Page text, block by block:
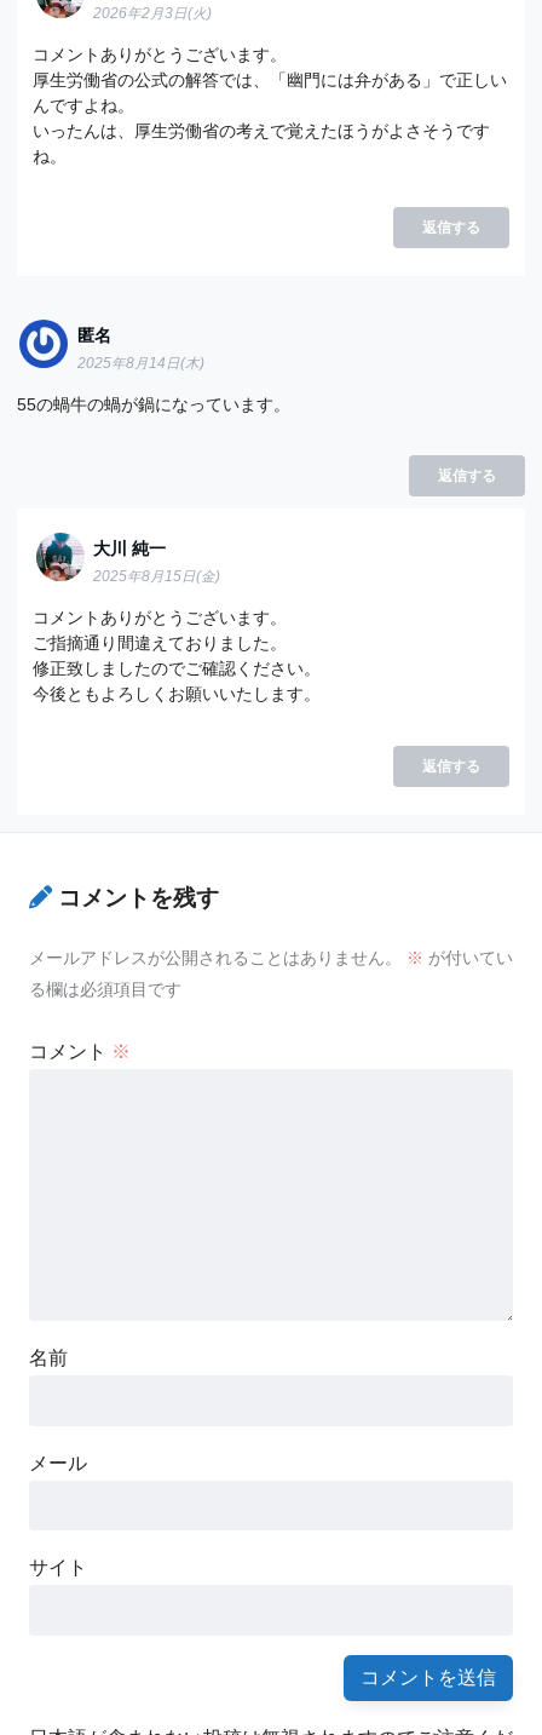
2026年2月3日(火)
コメントありがとうございます。
厚生労働省の公式の解答では、「幽門には弁がある」で正しい
んですよね。
いったんは、厚生労働省の考えで覚えたほうがよさそうです
ね。
返信する
匿名
2025年8月14日(木)
55の蝸牛の蝸が鍋になっています。
返信する
大川 純一
2025年8月15日(金)
コメントありがとうございます。
ご指摘通り間違えておりました。
修正致しましたのでご確認ください。
今後ともよろしくお願いいたします。
返信する
コメントを残す
メールアドレスが公開されることはありません。 ※ が付いてい
る欄は必須項目です
コメント ※
名前
メール
サイト